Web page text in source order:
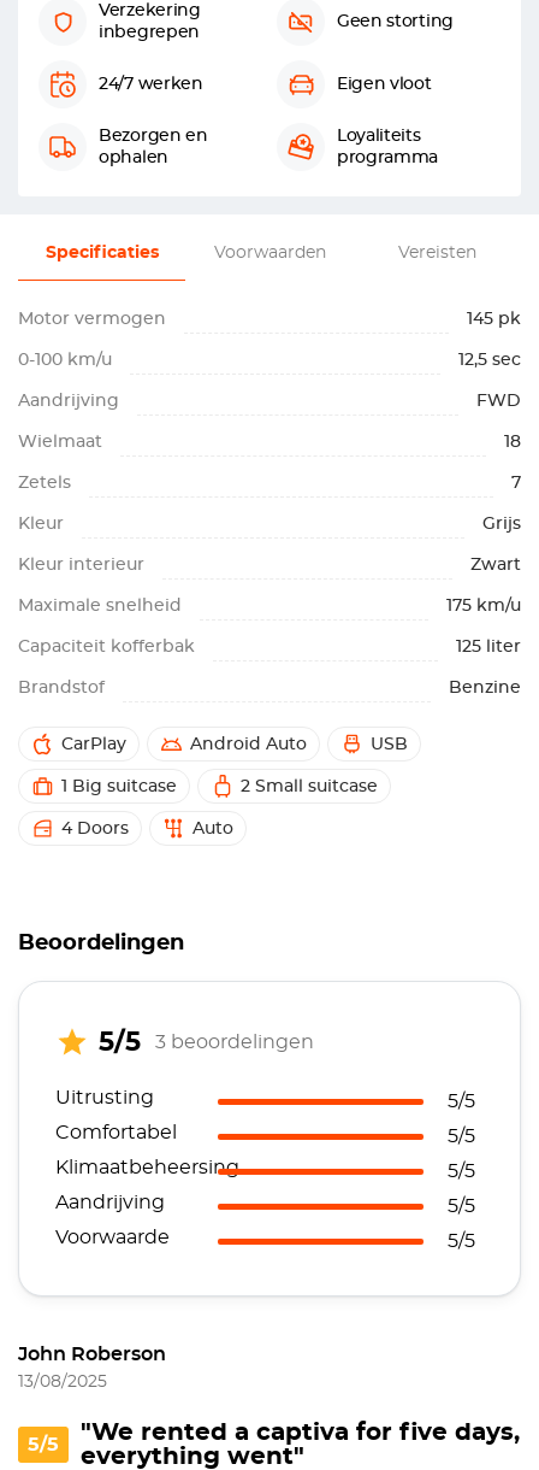
Verzekering
inbegrepen
Geen storting
24/7 werken Eigen vloot
Bezorgen en
ophalen
Loyaliteits
programma
Specificaties Voorwaarden Vereisten
Motor vermogen 145 pk
0-100 km/u 12,5 sec
Aandrijving FWD
Wielmaat 18
Zetels 7
Kleur Grijs
Kleur interieur Zwart
Maximale snelheid 175 km/u
Capaciteit kofferbak 125 liter
Brandstof Benzine
CarPlay Android Auto USB
1 Big suitcase 2 Small suitcase
4 Doors Auto
Beoordelingen
5/5 3 beoordelingen
Uitrusting
5/5
Comfortabel
5/5
Klimaatbeheersing
5/5
Aandrijving
5/5
Voorwaarde
5/5
John Roberson
13/08/2025
5/5
"We rented a сaptiva for five days,
everything went"